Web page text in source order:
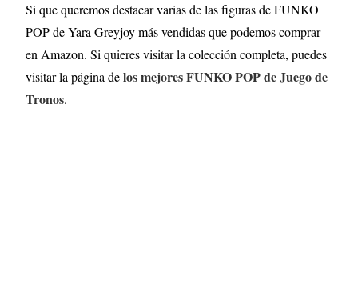
Si que queremos destacar varias de las figuras de FUNKO
POP de Yara Greyjoy más vendidas que podemos comprar
en Amazon. Si quieres visitar la colección completa, puedes
visitar la página delos mejores FUNKO POP de Juego de
Tronos.